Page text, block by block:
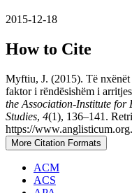
2015-12-18
How to Cite
Myftiu, J. (2015). Të
faktor i rëndësishëm i
the Association-Institute for
Studies, 4(1), 136–141.
https://
More Citation Formats
ACM
ACS